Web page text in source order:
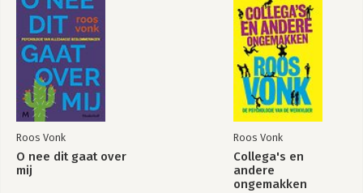
Roos Vonk
O nee dit gaat over
mij
Roos Vonk
Collega's en
andere
ongemakken